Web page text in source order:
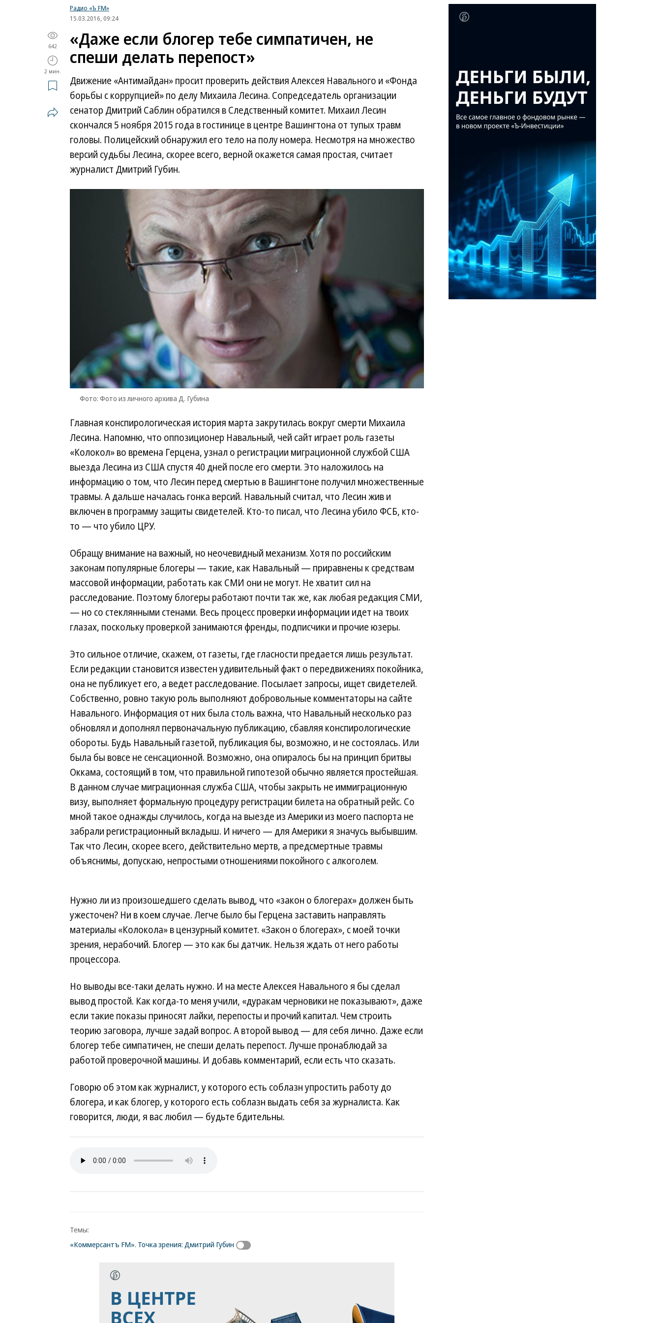
Радио «Ъ FM»
15.03.2016, 09:24
642
2 мин.
«Даже если блогер тебе симпатичен, не
спеши делать перепост»
Движение «Антимайдан» просит проверить действия Алексея Навального и «Фонда
борьбы с коррупцией» по делу Михаила Лесина. Сопредседатель организации
сенатор Дмитрий Саблин обратился в Следственный комитет. Михаил Лесин
скончался 5 ноября 2015 года в гостинице в центре Вашингтона от тупых травм
головы. Полицейский обнаружил его тело на полу номера. Несмотря на множество
версий судьбы Лесина, скорее всего, верной окажется самая простая, считает
журналист Дмитрий Губин.
Фото: Фото из личного архива Д. Губина
Главная конспирологическая история марта закрутилась вокруг смерти Михаила
Лесина. Напомню, что оппозиционер Навальный, чей сайт играет роль газеты
«Колокол» во времена Герцена, узнал о регистрации миграционной службой США
выезда Лесина из США спустя 40 дней после его смерти. Это наложилось на
информацию о том, что Лесин перед смертью в Вашингтоне получил множественные
травмы. А дальше началась гонка версий. Навальный считал, что Лесин жив и
включен в программу защиты свидетелей. Кто-то писал, что Лесина убило ФСБ, кто-
то — что убило ЦРУ.
Обращу внимание на важный, но неочевидный механизм. Хотя по российским
законам популярные блогеры — такие, как Навальный — приравнены к средствам
массовой информации, работать как СМИ они не могут. Не хватит сил на
расследование. Поэтому блогеры работают почти так же, как любая редакция СМИ,
— но со стеклянными стенами. Весь процесс проверки информации идет на твоих
глазах, поскольку проверкой занимаются френды, подписчики и прочие юзеры.
Это сильное отличие, скажем, от газеты, где гласности предается лишь результат.
Если редакции становится известен удивительный факт о передвижениях покойника,
она не публикует его, а ведет расследование. Посылает запросы, ищет свидетелей.
Собственно, ровно такую роль выполняют добровольные комментаторы на сайте
Навального. Информация от них была столь важна, что Навальный несколько раз
обновлял и дополнял первоначальную публикацию, сбавляя конспирологические
обороты. Будь Навальный газетой, публикация бы, возможно, и не состоялась. Или
была бы вовсе не сенсационной. Возможно, она опиралось бы на принцип бритвы
Оккама, состоящий в том, что правильной гипотезой обычно является простейшая.
В данном случае миграционная служба США, чтобы закрыть не иммиграционную
визу, выполняет формальную процедуру регистрации билета на обратный рейс. Со
мной такое однажды случилось, когда на выезде из Америки из моего паспорта не
забрали регистрационный вкладыш. И ничего — для Америки я значусь выбывшим.
Так что Лесин, скорее всего, действительно мертв, а предсмертные травмы
объяснимы, допускаю, непростыми отношениями покойного с алкоголем.
Нужно ли из произошедшего сделать вывод, что «закон о блогерах» должен быть
ужесточен? Ни в коем случае. Легче было бы Герцена заставить направлять
материалы «Колокола» в цензурный комитет. «Закон о блогерах», с моей точки
зрения, нерабочий. Блогер — это как бы датчик. Нельзя ждать от него работы
процессора.
Но выводы все-таки делать нужно. И на месте Алексея Навального я бы сделал
вывод простой. Как когда-то меня учили, «дуракам черновики не показывают», даже
если такие показы приносят лайки, перепосты и прочий капитал. Чем строить
теорию заговора, лучше задай вопрос. А второй вывод — для себя лично. Даже если
блогер тебе симпатичен, не спеши делать перепост. Лучше пронаблюдай за
работой проверочной машины. И добавь комментарий, если есть что сказать.
Говорю об этом как журналист, у которого есть соблазн упростить работу до
блогера, и как блогер, у которого есть соблазн выдать себя за журналиста. Как
говорится, люди, я вас любил — будьте бдительны.
Темы:
«Коммерсантъ FM». Точка зрения: Дмитрий Губин